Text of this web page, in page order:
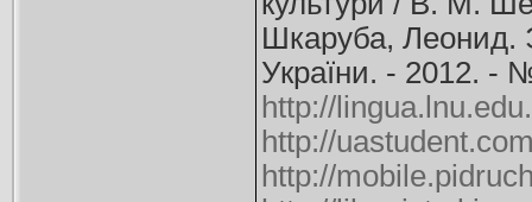
Шкаруба, Леонид.
України. - 2012. -
http://
http://
http://